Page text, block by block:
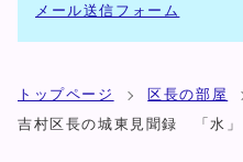
メール送信フォーム
トップページ 区長の部屋
吉村区長の城東見聞録 「水」